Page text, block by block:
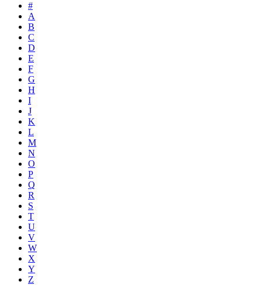
#
A
B
C
D
E
F
G
H
I
J
K
L
M
N
O
P
Q
R
S
T
U
V
W
X
Y
Z